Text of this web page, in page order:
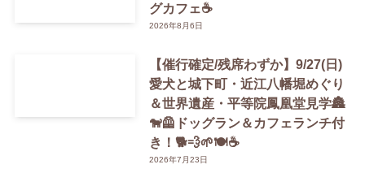
グカフェ☕️
2026年8月6日
【催行確定/残席わずか】9/27(日)
愛犬と城下町・近江八幡堀めぐり
＆世界遺産・平等院鳳凰堂見学🏯
🐕‍🦺ドッグラン＆カフェランチ付
き！🐕💨🌱🍽️☕️
2026年7月23日